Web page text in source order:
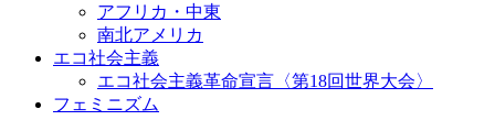
アフリカ・中東
南北アメリカ
エコ社会主義
エコ社会主義革命宣言〈第18回世界大会〉
フェミニズム